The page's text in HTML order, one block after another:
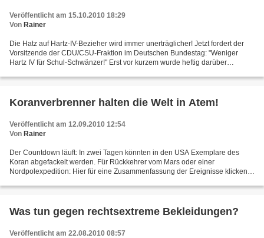
Veröffentlicht am 15.10.2010 18:29
Von Rainer
Die Hatz auf Hartz-IV-Bezieher wird immer unerträglicher! Jetzt fordert der
Vorsitzende der CDU/CSU-Fraktion im Deutschen Bundestag: "Weniger
Hartz IV für Schul-Schwänzer!" Erst vor kurzem wurde heftig darüber
Koranverbrenner halten die Welt in Atem!
Veröffentlicht am 12.09.2010 12:54
Von Rainer
Der Countdown läuft: In zwei Tagen könnten in den USA Exemplare des
Koran abgefackelt werden. Für Rückkehrer vom Mars oder einer
Nordpolexpedition: Hier für eine Zusammenfassung der Ereignisse klicken.
Was tun gegen rechtsextreme Bekleidungen?
Veröffentlicht am 22.08.2010 08:57